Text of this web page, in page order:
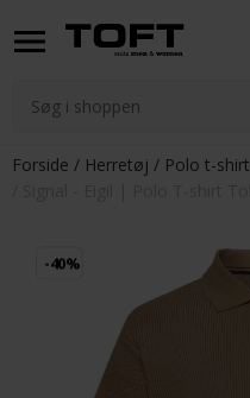
Forside Herretøj Polo t-shirt
-40%